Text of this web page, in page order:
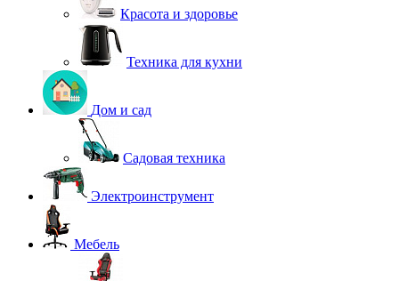
Красота и здоровье
Техника для кухни
Дом и сад
Садовая техника
Электроинструмент
Мебель